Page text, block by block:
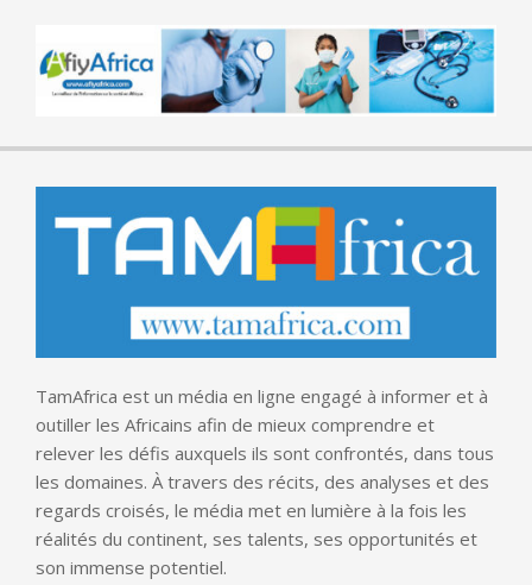
TamAfrica est un média en ligne engagé à informer et à
outiller les Africains afin de mieux comprendre et
relever les défis auxquels ils sont confrontés, dans tous
les domaines. À travers des récits, des analyses et des
regards croisés, le média met en lumière à la fois les
réalités du continent, ses talents, ses opportunités et
son immense potentiel.